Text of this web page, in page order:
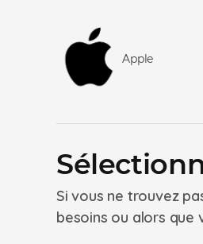
Apple
Si vous ne trouvez
besoins ou alors que